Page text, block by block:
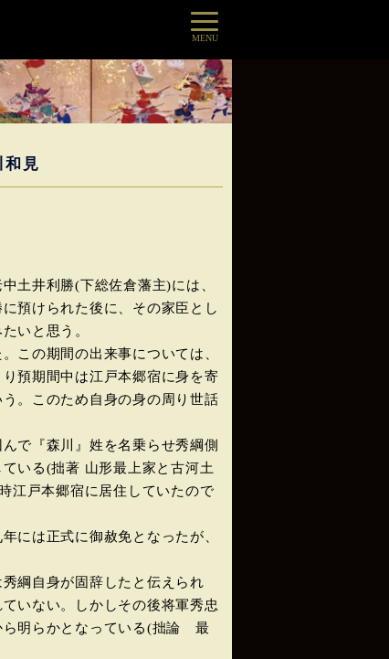
MENU
和見
土井利勝(下総佐倉藩主)には、
預けられた後に、その家臣とし
いと思う。
この期間の出来事については、
預期間中は江戸本郷宿に身を寄
。このため自身の身の周り世話
で『森川』姓を名乗らせ秀綱側
いる(拙著 山形最上家と古河土
江戸本郷宿に居住していたので
には正式に御赦免となったが、
綱自身が固辞したと伝えられ
いない。しかしその後将軍秀忠
ら明らかとなっている(拙論 最